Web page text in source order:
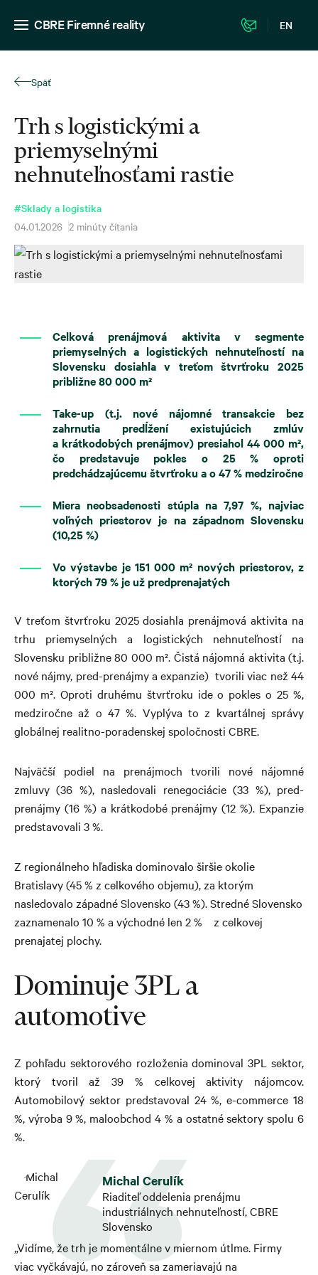
CBRE Firemné reality EN
Späť
#Sklady a logistika
04.01.2026 2 minúty čítania
Trh s logistickými a
priemyselnými
nehnuteľnosťami rastie
Celková prenájmová aktivita v segmente
priemyselných a logistických nehnuteľností na
Slovensku dosiahla v treťom štvrťroku 2025
približne 80 000 m²
Take-up (t.j. nové nájomné transakcie bez
zahrnutia predĺžení existujúcich zmlúv
a krátkodobých prenájmov) presiahol 44 000 m²,
čo predstavuje pokles o 25 % oproti
predchádzajúcemu štvrťroku a o 47 % medziročne
Miera neobsadenosti stúpla na 7,97 %, najviac
voľných priestorov je na západnom Slovensku
(10,25 %)
Vo výstavbe je 151 000 m² nových priestorov, z
ktorých 79 % je už predprenajatých
V treťom štvrťroku 2025 dosiahla prenájmová aktivita na
trhu priemyselných a logistických nehnuteľností na
Slovensku približne 80 000 m². Čistá nájomná aktivita (t.j.
nové nájmy, pred-prenájmy a expanzie) tvorili viac než 44
000 m². Oproti druhému štvrťroku ide o pokles o 25 %,
medziročne až o 47 %. Vyplýva to z kvartálnej správy
globálnej realitno-poradenskej spoločnosti CBRE.
Najväčší podiel na prenájmoch tvorili nové nájomné
zmluvy (36 %), nasledovali renegociácie (33 %), pred-
prenájmy (16 %) a krátkodobé prenájmy (12 %). Expanzie
predstavovali 3 %.
Z regionálneho hľadiska dominovalo širšie okolie
Bratislavy (45 % z celkového objemu), za ktorým
nasledovalo západné Slovensko (43 %). Stredné Slovensko
zaznamenalo 10 % a východné len 2 % z celkovej
prenajatej plochy.
Dominuje 3PL a
automotive
Z pohľadu sektorového rozloženia dominoval 3PL sektor,
ktorý tvoril až 39 % celkovej aktivity nájomcov.
Automobilový sektor predstavoval 24 %, e-commerce 18
%, výroba 9 %, maloobchod 4 % a ostatné sektory spolu 6
%.
Michal Cerulík
Riaditeľ oddelenia prenájmu
industriálnych nehnuteľností, CBRE
Slovensko
„Vidíme, že trh je momentálne v miernom útlme. Firmy
viac vyčkávajú, no zároveň sa zameriavajú na